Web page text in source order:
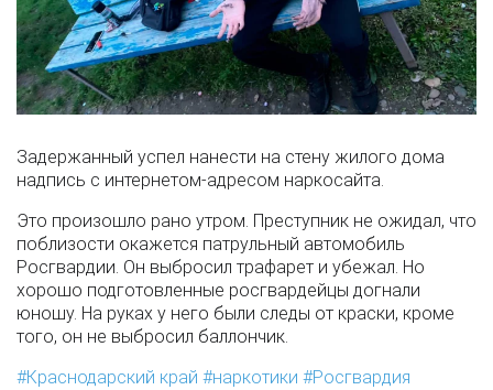
Задержанный успел нанести на стену жилого дома
надпись с интернетом-адресом наркосайта.
Это произошло рано утром. Преступник не ожидал, что
поблизости окажется патрульный автомобиль
Росгвардии. Он выбросил трафарет и убежал. Но
хорошо подготовленные росгвардейцы догнали
юношу. На руках у него были следы от краски, кроме
того, он не выбросил баллончик.
Краснодарский край
наркотики Росгвардия